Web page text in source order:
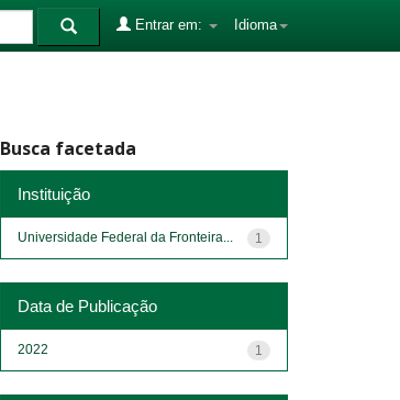
Idioma
Entrar em:
Busca facetada
Instituição
1
Universidade Federal da Fronteira...
Data de Publicação
1
2022